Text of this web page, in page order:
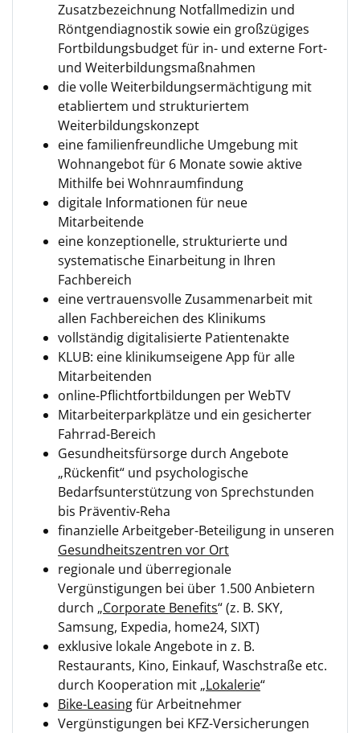
Zusatzbezeichnung Notfallmedizin und
Röntgendiagnostik sowie ein großzügiges
Fortbildungsbudget für in- und externe Fort-
und Weiterbildungsmaßnahmen
die volle Weiterbildungsermächtigung mit
etabliertem und strukturiertem
Weiterbildungskonzept
eine familienfreundliche Umgebung mit
Wohnangebot für 6 Monate sowie aktive
Mithilfe bei Wohnraumfindung
digitale Informationen für neue
Mitarbeitende
eine konzeptionelle, strukturierte und
systematische Einarbeitung in Ihren
Fachbereich
eine vertrauensvolle Zusammenarbeit mit
allen Fachbereichen des Klinikums
vollständig digitalisierte Patientenakte
KLUB: eine klinikumseigene App für alle
Mitarbeitenden
online-Pflichtfortbildungen per WebTV
Mitarbeiterparkplätze und ein gesicherter
Fahrrad-Bereich
Gesundheitsfürsorge durch Angebote
„Rückenfit“ und psychologische
Bedarfsunterstützung von Sprechstunden
bis Präventiv-Reha
finanzielle Arbeitgeber-Beteiligung in unseren
Gesundheitszentren vor Ort
regionale und überregionale
Vergünstigungen bei über 1.500 Anbietern
durch „Corporate Benefits“ (z. B. SKY,
Samsung, Expedia, home24, SIXT)
exklusive lokale Angebote in z. B.
Restaurants, Kino, Einkauf, Waschstraße etc.
durch Kooperation mit „Lokalerie“
Bike-Leasingfür Arbeitnehmer
Vergünstigungen bei KFZ-Versicherungen